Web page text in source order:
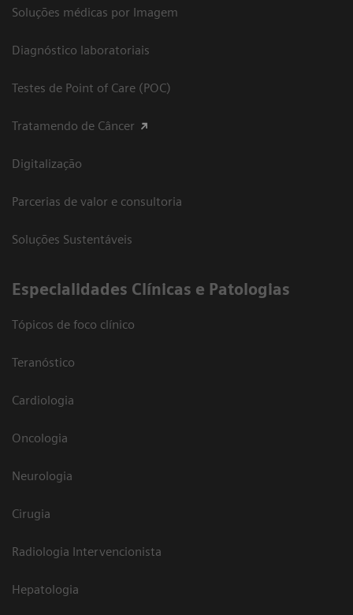
Soluções médicas por Imagem
Diagnóstico laboratoriais
Testes de Point of Care (POC)
Tratamendo de Câncer
Digitalização
Parcerias de valor e consultoria
Soluções Sustentáveis
​Especialidades Clínicas e Patologias
Tópicos de foco clínico
Teranóstico
Cardiologia
Oncologia
Neurologia
Cirugia
Radiologia Intervencionista
Hepatologia